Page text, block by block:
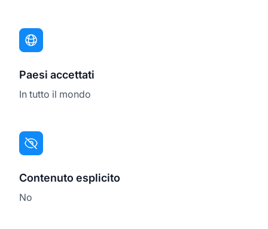
Paesi accettati
In tutto il mondo
Contenuto esplicito
No